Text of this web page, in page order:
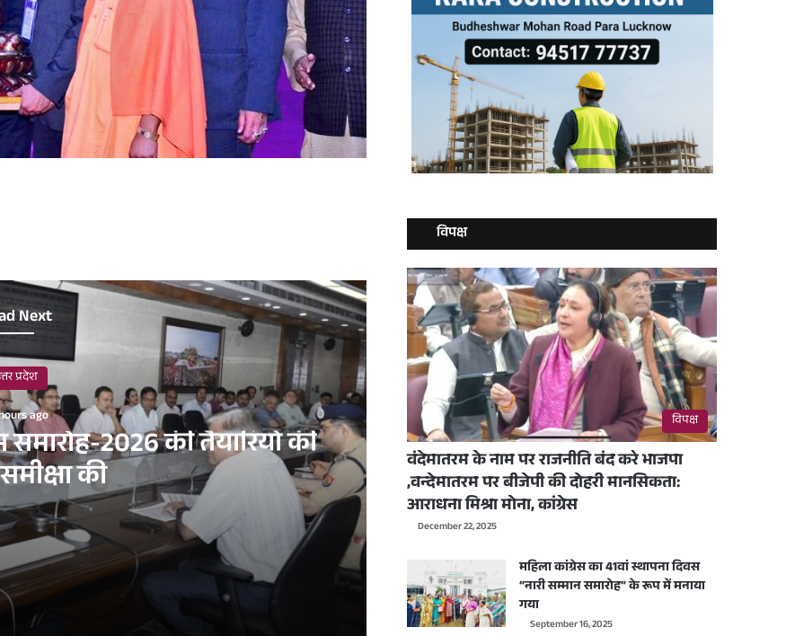
Next
प्रदेश
ago
2026 की तैयारियों की
की
की विस्तृत समीक्षा की
विपक्ष
विपक्ष
वंदेमातरम के नाम पर राजनीति बंद करे भाजपा
,वन्देमातरम पर बीजेपी की दोहरी मानसिकता:
आराधना मिश्रा मोना, कांग्रेस
December 22, 2025
महिला कांग्रेस का 41वां स्थापना दिवस
“नारी सम्मान समारोह” के रूप में मनाया
गया
September 16, 2025